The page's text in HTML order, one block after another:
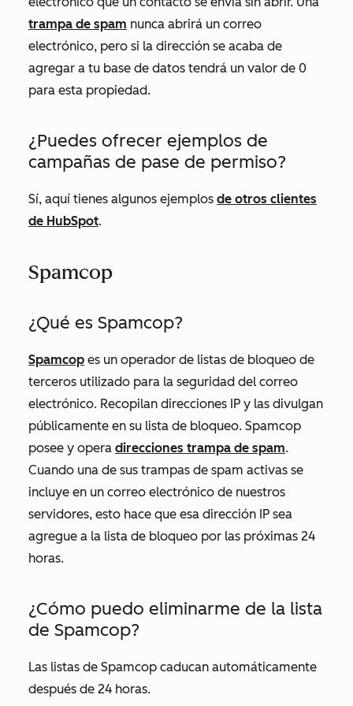
trampa de spam nunca abrirá un correo
electrónico, pero si la dirección se acaba de
agregar a tu base de datos tendrá un valor de 0
para esta propiedad.
¿Puedes ofrecer ejemplos de
campañas de pase de permiso?
Sí, aquí tienes algunos ejemplos de otros clientes
de HubSpot.
Spamcop
¿Qué es Spamcop?
Spamcop es un operador de listas de bloqueo de
terceros utilizado para la seguridad del correo
electrónico. Recopilan direcciones IP y las divulgan
públicamente en su lista de bloqueo. Spamcop
posee y opera direcciones trampa de spam.
Cuando una de sus trampas de spam activas se
incluye en un correo electrónico de nuestros
servidores, esto hace que esa dirección IP sea
agregue a la lista de bloqueo por las próximas 24
horas.
¿Cómo puedo eliminarme de la lista
de Spamcop?
Las listas de Spamcop caducan automáticamente
después de 24 horas.